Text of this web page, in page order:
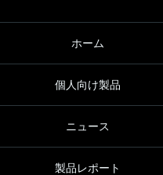
ホーム
個人向け製品
ニュース
製品レポート